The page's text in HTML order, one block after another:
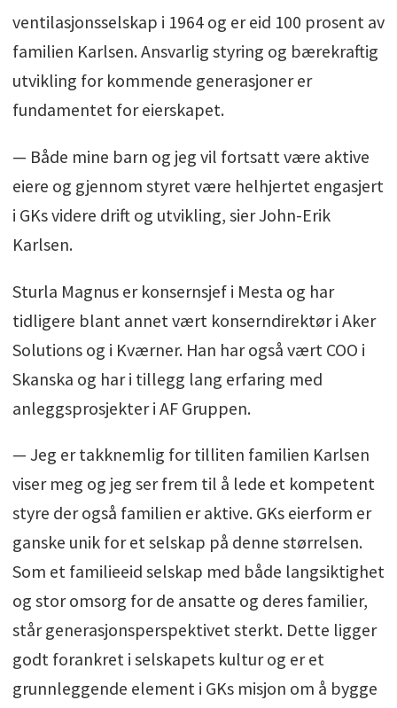
ventilasjonsselskap i 1964 og er eid 100 prosent av
familien Karlsen. Ansvarlig styring og bærekraftig
utvikling for kommende generasjoner er
fundamentet for eierskapet.
— Både mine barn og jeg vil fortsatt være aktive
eiere og gjennom styret være helhjertet engasjert
i GKs videre drift og utvikling, sier John-Erik
Karlsen.
Sturla Magnus er konsernsjef i Mesta og har
tidligere blant annet vært konserndirektør i Aker
Solutions og i Kværner. Han har også vært COO i
Skanska og har i tillegg lang erfaring med
anleggsprosjekter i AF Gruppen.
— Jeg er takknemlig for tilliten familien Karlsen
viser meg og jeg ser frem til å lede et kompetent
styre der også familien er aktive. GKs eierform er
ganske unik for et selskap på denne størrelsen.
Som et familieeid selskap med både langsiktighet
og stor omsorg for de ansatte og deres familier,
står generasjonsperspektivet sterkt. Dette ligger
godt forankret i selskapets kultur og er et
grunnleggende element i GKs misjon om å bygge